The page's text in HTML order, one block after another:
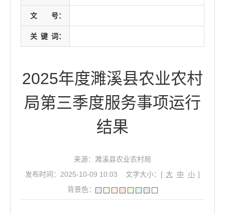
文 号：
关 键 词：
2025年度濉溪县农业农村
局第三季度服务事项运行
结果
来源：濉溪县农业农村局
发布时间：2025-10-09 10:03
文字大小：[ 大 中 小 ]
背景色：